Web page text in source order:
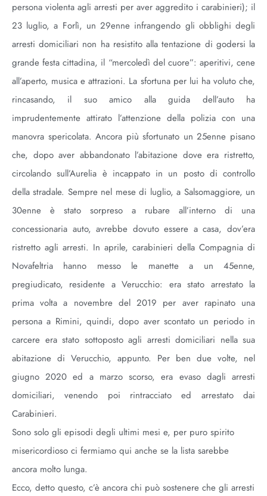
persona violenta agli arresti per aver aggredito i carabinieri); il
23 luglio, a Forlì, un 29enne infrangendo gli obblighi degli
arresti domiciliari non ha resistito alla tentazione di godersi la
grande festa cittadina, il “mercoledì del cuore”: aperitivi, cene
all’aperto, musica e attrazioni. La sfortuna per lui ha voluto che,
rincasando, il suo amico alla guida dell’auto ha
imprudentemente attirato l’attenzione della polizia con una
manovra spericolata. Ancora più sfortunato un 25enne pisano
che, dopo aver abbandonato l’abitazione dove era ristretto,
circolando sull’Aurelia è incappato in un posto di controllo
della stradale. Sempre nel mese di luglio, a Salsomaggiore, un
30enne è stato sorpreso a rubare all’interno di una
concessionaria auto, avrebbe dovuto essere a casa, dov’era
ristretto agli arresti. In aprile, carabinieri della Compagnia di
Novafeltria hanno messo le manette a un 45enne,
pregiudicato, residente a Verucchio: era stato arrestato la
prima volta a novembre del 2019 per aver rapinato una
persona a Rimini, quindi, dopo aver scontato un periodo in
carcere era stato sottoposto agli arresti domiciliari nella sua
abitazione di Verucchio, appunto. Per ben due volte, nel
giugno 2020 ed a marzo scorso, era evaso dagli arresti
domiciliari, venendo poi rintracciato ed arrestato dai
Carabinieri.
Sono solo gli episodi degli ultimi mesi e, per puro spirito
misericordioso ci fermiamo qui anche se la lista sarebbe
ancora molto lunga.
Ecco, detto questo, c’è ancora chi può sostenere che gli arresti